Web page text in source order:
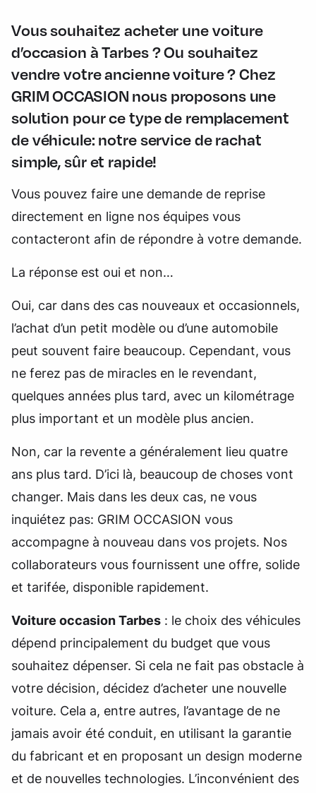
Vous souhaitez acheter une voiture
d’occasion à Tarbes ? Ou souhaitez
vendre votre ancienne voiture ? Chez
GRIM OCCASION nous proposons une
solution pour ce type de remplacement
de véhicule: notre service de rachat
simple, sûr et rapide!
Vous pouvez faire une demande de reprise
directement en ligne nos équipes vous
contacteront afin de répondre à votre demande.
La réponse est oui et non…
Oui, car dans des cas nouveaux et occasionnels,
l’achat d’un petit modèle ou d’une automobile
peut souvent faire beaucoup. Cependant, vous
ne ferez pas de miracles en le revendant,
quelques années plus tard, avec un kilométrage
plus important et un modèle plus ancien.
Non, car la revente a généralement lieu quatre
ans plus tard. D’ici là, beaucoup de choses vont
changer. Mais dans les deux cas, ne vous
inquiétez pas: GRIM OCCASION vous
accompagne à nouveau dans vos projets. Nos
collaborateurs vous fournissent une offre, solide
et tarifée, disponible rapidement.
Voiture occasion Tarbes : le choix des véhicules
dépend principalement du budget que vous
souhaitez dépenser. Si cela ne fait pas obstacle à
votre décision, décidez d’acheter une nouvelle
voiture. Cela a, entre autres, l’avantage de ne
jamais avoir été conduit, en utilisant la garantie
du fabricant et en proposant un design moderne
et de nouvelles technologies. L’inconvénient des